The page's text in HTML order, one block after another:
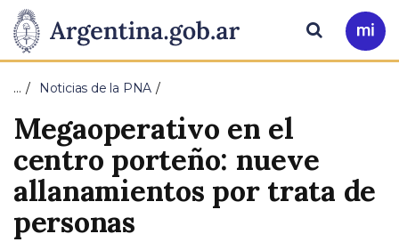
Presidencia
de
la
Nación
Pasar al contenido principal
Ir
a
Buscar
… Noticias de la PNA
Megaoperativo en el
centro porteño: nueve
allanamientos por trata de
personas